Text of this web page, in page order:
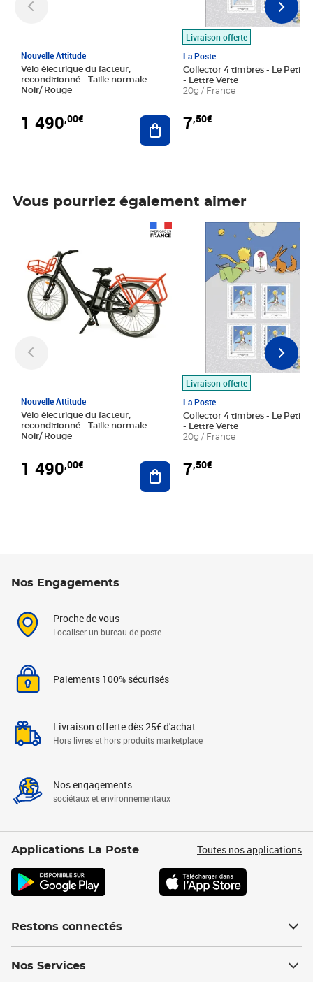
Nouvelle Attitude
Vélo électrique du facteur,
reconditionné - Taille normale -
Noir/ Rouge
1 490,00€ Ajouter au panier
Livraison offerte
La Poste
Collector 4 timbres - Le Petit
- Lettre Verte
20g / France
7,50€
Vous pourriez également aimer
Nouvelle Attitude
Vélo électrique du facteur,
reconditionné - Taille normale -
Noir/ Rouge
1 490,00€ Ajouter au panier
Livraison offerte
La Poste
Collector 4 timbres - Le Petit
- Lettre Verte
20g / France
7,50€
Prix 7,50€
Nos Engagements
Proche de vous
Localiser un bureau de poste
Paiements 100% sécurisés
Livraison offerte dès 25€ d'achat
Hors livres et hors produits marketplace
Nos engagements
sociétaux et environnementaux
Applications La Poste Toutes nos applications
Restons connectés
Nos Services